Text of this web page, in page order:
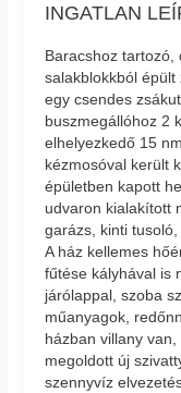
INGATLAN
Baracshoz tartozó,
salakblokkból épült
egy csendes
buszmegállóhoz 2
elhelyezkedő 15
kézmosóval került
épületben kapott
udvaron kialakított
garázs, kinti
A ház kellemes
fűtése kályhával is
járólappal, szoba
műanyagok,
házban villany
megoldott új
szennyvíz